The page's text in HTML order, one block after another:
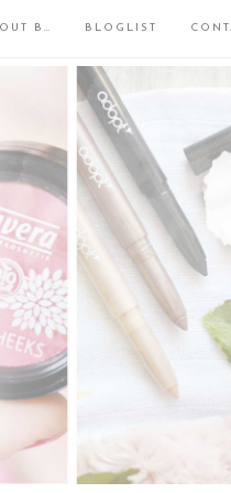
B… BLOGLIST